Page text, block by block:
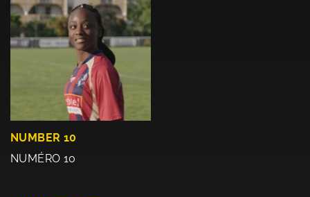
NUMBER 10
NUMÉRO 10